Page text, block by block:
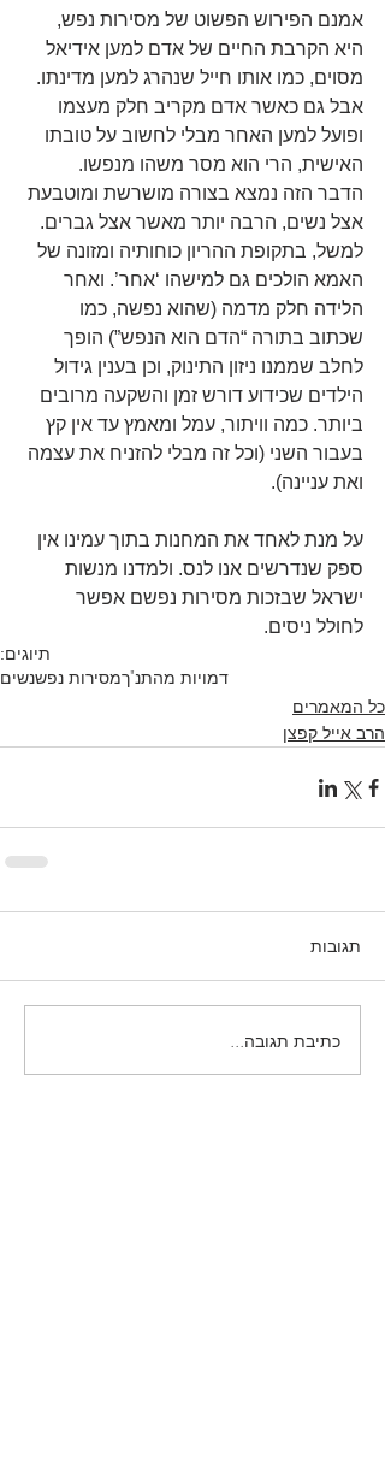
אמנם הפירוש הפשוט של מסירות נפש,
היא הקרבת החיים של אדם למען אידיאל
מסוים, כמו אותו חייל שנהרג למען מדינתו.
אבל גם כאשר אדם מקריב חלק מעצמו
ופועל למען האחר מבלי לחשוב על טובתו
האישית, הרי הוא מסר משהו מנפשו.
הדבר הזה נמצא בצורה מושרשת ומוטבעת
אצל נשים, הרבה יותר מאשר אצל גברים.
למשל, בתקופת ההריון כוחותיה ומזונה של
האמא הולכים גם למישהו ‘אחר’. ואחר
הלידה חלק מדמה (שהוא נפשה, כמו
שכתוב בתורה “הדם הוא הנפש”) הופך
לחלב שממנו ניזון התינוק, וכן בענין גידול
הילדים שכידוע דורש זמן והשקעה מרובים
ביותר. כמה וויתור, עמל ומאמץ עד אין קץ
בעבור השני (וכל זה מבלי להזניח את עצמה
ואת עניינה).
על מנת לאחד את המחנות בתוך עמינו אין
ספק שנדרשים אנו לנס. ולמדנו מנשות
ישראל שבזכות מסירות נפשם אפשר
לחולל ניסים.
תיוגים:
דמויות מהתנ"ךמסירות נפשנשים
כל המאמרים
הרב אייל קפצן
תגובות
כתיבת תגובה...